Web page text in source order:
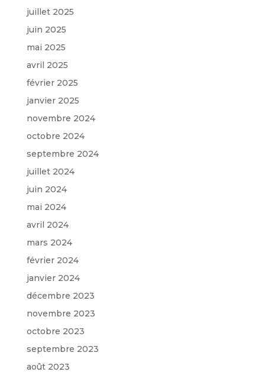
juillet 2025
juin 2025
mai 2025
avril 2025
février 2025
janvier 2025
novembre 2024
octobre 2024
septembre 2024
juillet 2024
juin 2024
mai 2024
avril 2024
mars 2024
février 2024
janvier 2024
décembre 2023
novembre 2023
octobre 2023
septembre 2023
août 2023